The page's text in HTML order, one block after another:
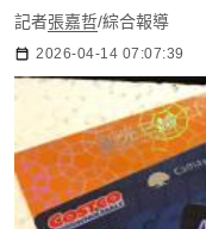
記者張嘉哲/綜合報導
2026-04-14 07:07:39